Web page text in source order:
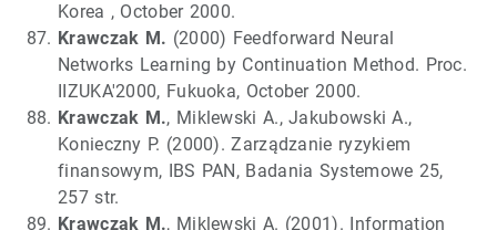
Korea , October 2000.
Krawczak M. (2000) Feedforward Neural
Networks Learning by Continuation Method. Proc.
IIZUKA'2000, Fukuoka, October 2000.
Krawczak M., Miklewski A., Jakubowski A.,
Konieczny P. (2000). Zarządzanie ryzykiem
finansowym, IBS PAN, Badania Systemowe 25,
257 str.
Krawczak M., Miklewski A. (2001). Information